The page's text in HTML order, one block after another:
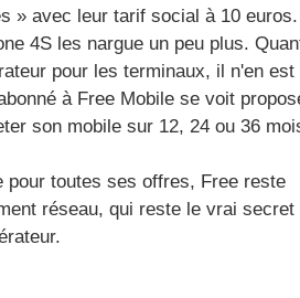
» avec leur tarif social à 10 euros.
4S les nargue un peu plus.
pour les terminaux, il n'en est
à Free Mobile se voit
son mobile sur 12, 24 ou 36
pour toutes ses offres, Free reste
réseau, qui reste le vrai secret